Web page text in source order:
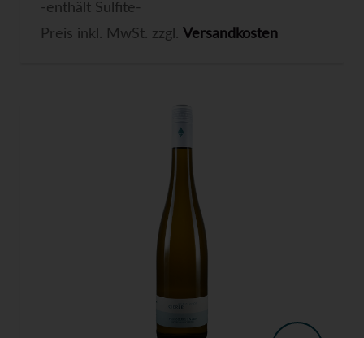
-enthält Sulfite-
Preis inkl. MwSt. zzgl. Versandkosten